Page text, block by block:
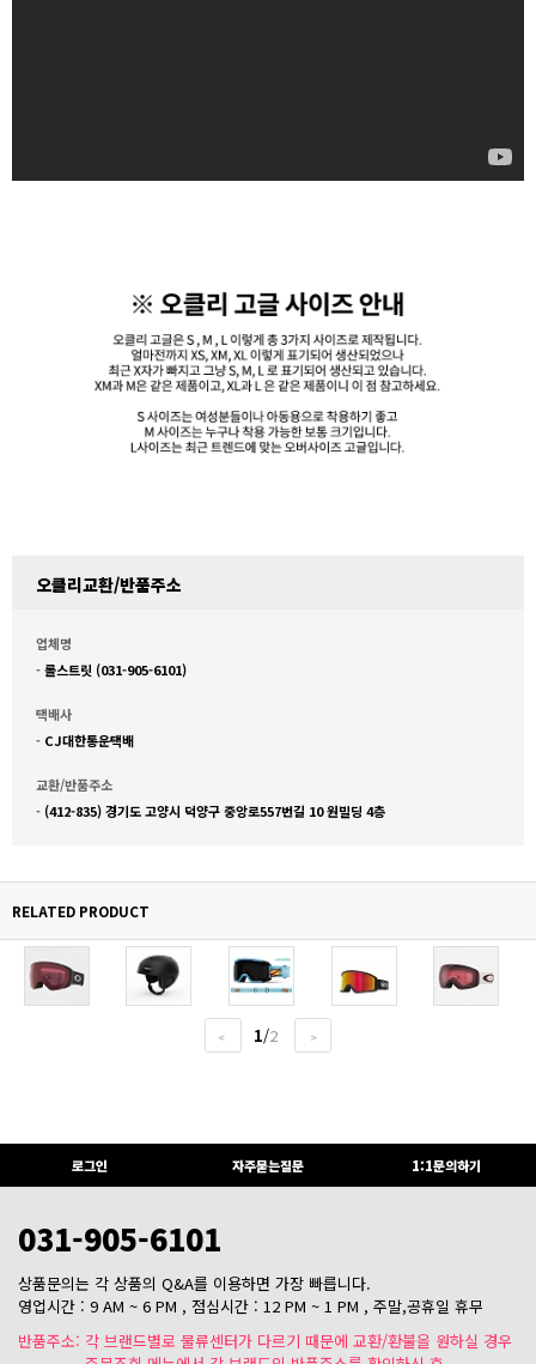
오클리교환/반품주소
업체명
-롤스트릿 (031-905-6101)
택배사
- CJ대한통운택배
교환/반품주소
- (412-835) 경기도 고양시 덕양구 중앙로557번길 10 원빌딩 4층
RELATED PRODUCT
< 1/2 >
로그인 자주묻는질문 1:1문의하기
031-905-6101
상품문의는 각 상품의 Q&A를 이용하면 가장 빠릅니다.
영업시간 : 9 AM ~ 6 PM , 점심시간 : 12 PM ~ 1 PM , 주말,공휴일 휴무
반품주소: 각 브랜드별로 물류센터가 다르기 때문에 교환/환불을 원하실 경우